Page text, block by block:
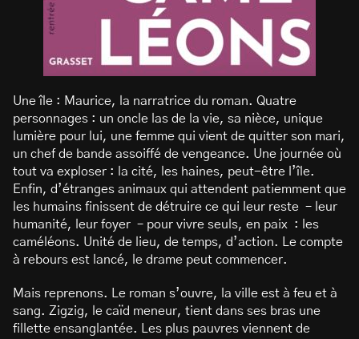
Une île : Maurice, la narratrice du roman. Quatre
personnages : un oncle las de la vie, sa nièce, unique
lumière pour lui, une femme qui vient de quitter son mari,
un chef de bande assoiffé de vengeance. Une journée où
tout va exploser : la cité, les haines, peut-être l’île.
Enfin, d’étranges animaux qui attendent patiemment que
les humains finissent de détruire ce qui leur reste – leur
humanité, leur foyer – pour vivre seuls, en paix : les
caméléons. Unité de lieu, de temps, d’action. Le compte
à rebours est lancé, le drame peut commencer.
Mais reprenons. Le roman s’ouvre, la ville est à feu et à
sang. Zigzig, le caïd meneur, tient dans ses bras une
fillette ensanglantée. Les plus pauvres viennent de